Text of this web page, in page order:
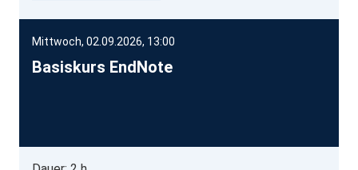
Mittwoch, 02.09.2026, 13:00
Basiskurs EndNote